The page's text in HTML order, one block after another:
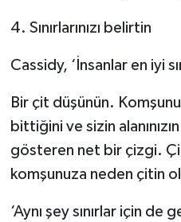
4. Sınırlarınızı belirtin
Cassidy, ‘İnsanlar en iyi
Bir çit düşünün.
bittiğini ve sizin
gösteren net bir çizgi.
komşunuza neden çitin
‘Aynı şey sınırlar için